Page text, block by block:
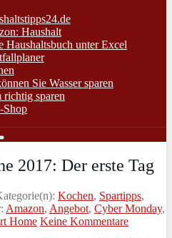
Haushalt
Haushaltsbuch unter Excel
Sie Wasser sparen
richtig sparen
Shop
2017: Der erste Tag
Kochen, Spartipps,
Amazon, Angebot, Cyber Monday,
Home Keine Kommentare